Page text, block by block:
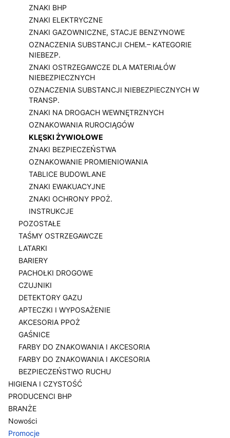
ZNAKI BHP
ZNAKI ELEKTRYCZNE
ZNAKI GAZOWNICZNE, STACJE BENZYNOWE
OZNACZENIA SUBSTANCJI CHEM.– KATEGORIE
NIEBEZP.
ZNAKI OSTRZEGAWCZE DLA MATERIAŁÓW
NIEBEZPIECZNYCH
OZNACZENIA SUBSTANCJI NIEBEZPIECZNYCH W
TRANSP.
ZNAKI NA DROGACH WEWNĘTRZNYCH
OZNAKOWANIA RUROCIĄGÓW
KLĘSKI ŻYWIOŁOWE
ZNAKI BEZPIECZEŃSTWA
OZNAKOWANIE PROMIENIOWANIA
TABLICE BUDOWLANE
ZNAKI EWAKUACYJNE
ZNAKI OCHRONY PPOŻ.
INSTRUKCJE
POZOSTAŁE
TAŚMY OSTRZEGAWCZE
LATARKI
BARIERY
PACHOŁKI DROGOWE
CZUJNIKI
DETEKTORY GAZU
APTECZKI I WYPOSAŻENIE
AKCESORIA PPOŻ
GAŚNICE
FARBY DO ZNAKOWANIA I AKCESORIA
FARBY DO ZNAKOWANIA I AKCESORIA
BEZPIECZEŃSTWO RUCHU
HIGIENA I CZYSTOŚĆ
PRODUCENCI BHP
BRANŻE
Nowości
Promocje